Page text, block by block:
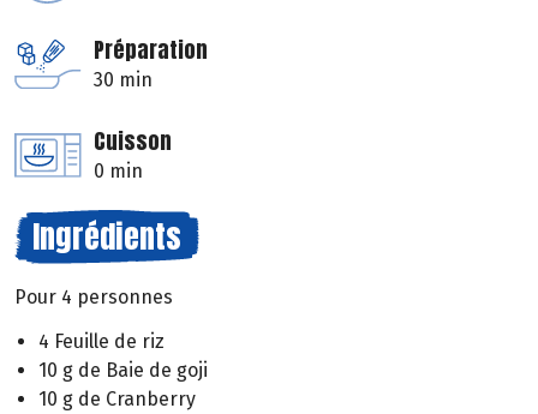
Préparation
30 min
Cuisson
0 min
Ingrédients
Pour 4 personnes
4 Feuille de riz
10 g de Baie de goji
10 g de Cranberry